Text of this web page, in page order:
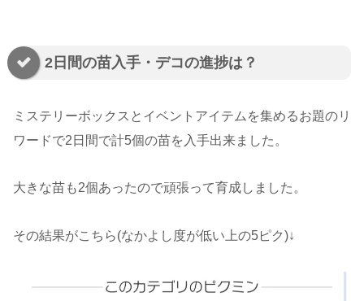
2日間の苗入手・デコの進捗は？
ミステリーボックスとイベントアイテムを集めるお題のリ
ワードで2日間で計5個の苗を入手出来ました。
大きな苗も2個あったので頑張って育成しました。
その結果がこちら(なかよし度が低い上の5ピク)↓